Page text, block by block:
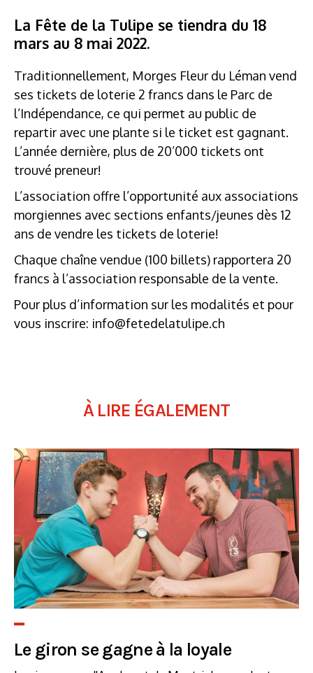
La Fête de la Tulipe se tiendra du 18
mars au 8 mai 2022.
Traditionnellement, Morges Fleur du Léman vend
ses tickets de loterie 2 francs dans le Parc de
l’Indépendance, ce qui permet au public de
repartir avec une plante si le ticket est gagnant.
L’année dernière, plus de 20’000 tickets ont
trouvé preneur!
L’association offre l’opportunité aux associations
morgiennes avec sections enfants/jeunes dès 12
ans de vendre les tickets de loterie!
Chaque chaîne vendue (100 billets) rapportera 20
francs à l’association responsable de la vente.
Pour plus d’information sur les modalités et pour
vous inscrire: info@fetedelatulipe.ch
À LIRE ÉGALEMENT
Le giron se gagne à la loyale